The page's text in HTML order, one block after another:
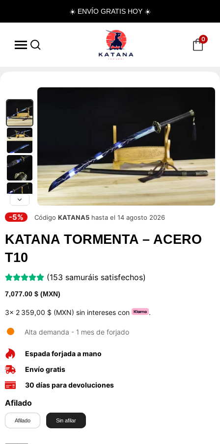
☀️ ENVÍO GRATIS HOY ☀️
0
-5% Código KATANA5 hasta el 14 agosto 2026
KATANA TORMENTA – ACERO
T10
(153 samuráis satisfechos)
7,077.00 $ (MXN)
3x 2 359,00 $ (MXN) sin intereses con .
Alta demanda - 1 mes de forjado
Espada forjada a mano
Envío gratis
30 días para devoluciones
Afilado
Afilado Sin afilar